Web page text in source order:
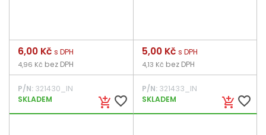
add_shopping_cart favorite_border
Cena
6,00 Kč s DPH
4,96 Kč bez DPH
P/N: 321430_IN
SKLADEM
add_shopping_cart favorite_border
Cena
5,00 Kč s DPH
4,13 Kč bez DPH
P/N:321433_IN
SKLADEM